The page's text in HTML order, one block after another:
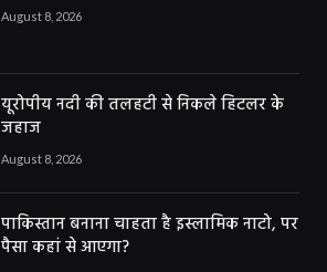
August 8, 2026
यूरोपीय नदी की तलहटी से निकले हिटलर के
जहाज
August 8, 2026
पाकिस्तान बनाना चाहता है इस्लामिक नाटो, पर
पैसा कहां से आएगा?